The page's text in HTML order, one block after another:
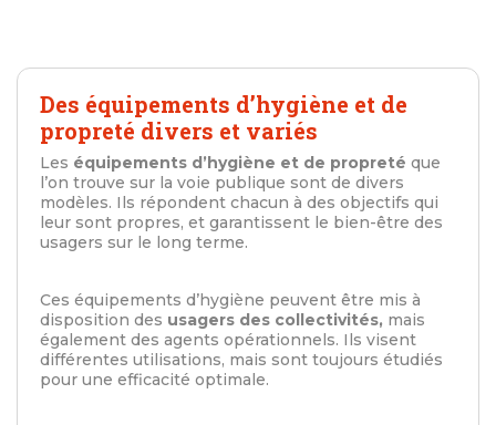
Des équipements d’hygiène et de
propreté divers et variés
Les équipements d’hygiène et de propreté que
l’on trouve sur la voie publique sont de divers
modèles. Ils répondent chacun à des objectifs qui
leur sont propres, et garantissent le bien-être des
usagers sur le long terme.
Ces équipements d’hygiène peuvent être mis à
disposition des usagers des collectivités, mais
également des agents opérationnels. Ils visent
différentes utilisations, mais sont toujours étudiés
pour une efficacité optimale.